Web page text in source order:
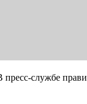
службе